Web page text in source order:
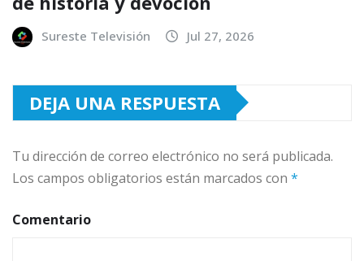
Sureste Televisión Jul 27, 2026
DEJA UNA RESPUESTA
Tu dirección de correo electrónico no será publicada.
Los campos obligatorios están marcados con *
Comentario